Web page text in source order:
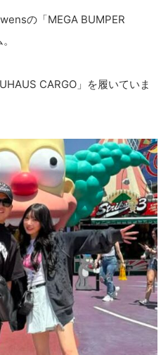
の「MEGA BUMPER
CARGO」を履いていま